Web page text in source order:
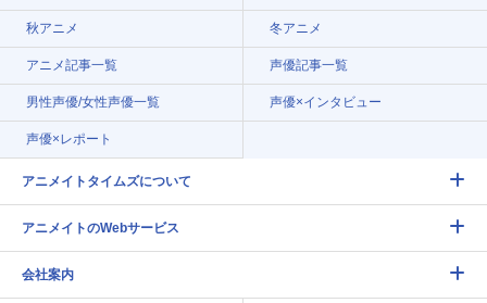
秋アニメ 冬アニメ
アニメ記事一覧 声優記事一覧
男性声優/女性声優一覧 声優×インタビュー
声優×レポート
アニメイトタイムズについて
アニメイトのWebサービス
会社案内